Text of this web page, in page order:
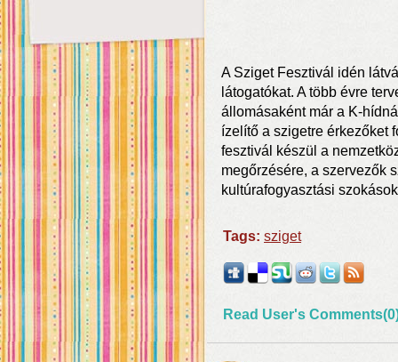
A Sziget Fesztivál idén
látogatókat. A több évre
állomásaként már a K-
ízelítő a szigetre érkezőket
fesztivál készül a
megőrzésére, a szervezők
kultúrafogyasztási
Tags: sziget
Read User's